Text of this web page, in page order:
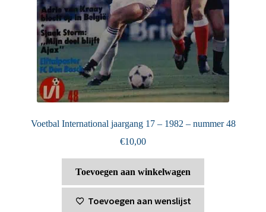
Voetbal International jaargang 17 – 1982 – nummer 48
€10,00
Toevoegen aan winkelwagen
Toevoegen aan wenslijst